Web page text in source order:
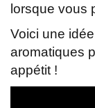
lorsque vous
Voici une
aromatiques
appétit !